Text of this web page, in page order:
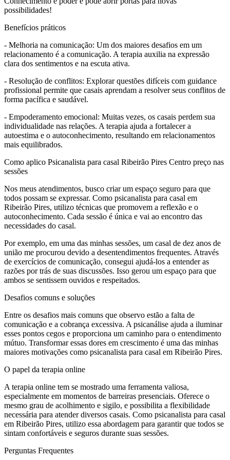
possibilidades!
Benefícios práticos
- Melhoria na comunicação: Um dos maiores desafios em um
relacionamento é a comunicação. A terapia auxilia na expressão
clara dos sentimentos e na escuta ativa.
- Resolução de conflitos: Explorar questões difíceis com guidance
profissional permite que casais aprendam a resolver seus conflitos de
forma pacífica e saudável.
- Empoderamento emocional: Muitas vezes, os casais perdem sua
individualidade nas relações. A terapia ajuda a fortalecer a
autoestima e o autoconhecimento, resultando em relacionamentos
mais equilibrados.
Como aplico Psicanalista para casal Ribeirão Pires Centro preço nas
sessões
Nos meus atendimentos, busco criar um espaço seguro para que
todos possam se expressar. Como psicanalista para casal em
Ribeirão Pires, utilizo técnicas que promovem a reflexão e o
autoconhecimento. Cada sessão é única e vai ao encontro das
necessidades do casal.
Por exemplo, em uma das minhas sessões, um casal de dez anos de
união me procurou devido a desentendimentos frequentes. Através
de exercícios de comunicação, consegui ajudá-los a entender as
razões por trás de suas discussões. Isso gerou um espaço para que
ambos se sentissem ouvidos e respeitados.
Desafios comuns e soluções
Entre os desafios mais comuns que observo estão a falta de
comunicação e a cobrança excessiva. A psicanálise ajuda a iluminar
esses pontos cegos e proporciona um caminho para o entendimento
mútuo. Transformar essas dores em crescimento é uma das minhas
maiores motivações como psicanalista para casal em Ribeirão Pires.
O papel da terapia online
A terapia online tem se mostrado uma ferramenta valiosa,
especialmente em momentos de barreiras presenciais. Oferece o
mesmo grau de acolhimento e sigilo, e possibilita a flexibilidade
necessária para atender diversos casais. Como psicanalista para casal
em Ribeirão Pires, utilizo essa abordagem para garantir que todos se
sintam confortáveis e seguros durante suas sessões.
Perguntas Frequentes